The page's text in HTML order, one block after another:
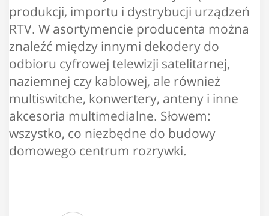
produkcji, importu i dystrybucji urządzeń
RTV. W asortymencie producenta można
znaleźć między innymi dekodery do
odbioru cyfrowej telewizji satelitarnej,
naziemnej czy kablowej, ale również
multiswitche, konwertery, anteny i inne
akcesoria multimedialne. Słowem:
wszystko, co niezbędne do budowy
domowego centrum rozrywki.